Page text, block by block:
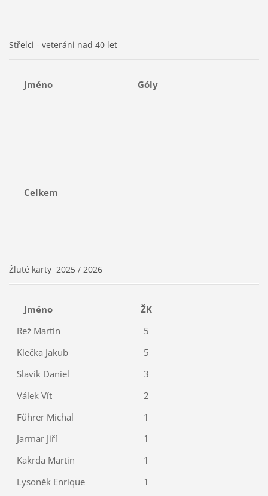
Střelci - veteráni nad 40 let
Jméno Góly
Celkem
Žluté karty 2025 / 2026
Jméno
ŽK
Rež Martin
5
Klečka Jakub
5
Slavík Daniel
3
Válek Vít
2
Führer Michal
1
Jarmar Jiří
1
Kakrda Martin
1
Lysoněk Enrique
1